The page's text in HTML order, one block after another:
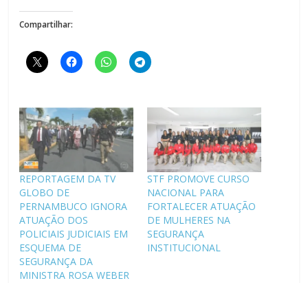
Compartilhar:
REPORTAGEM DA TV
GLOBO DE
PERNAMBUCO IGNORA
ATUAÇÃO DOS
POLICIAIS JUDICIAIS EM
ESQUEMA DE
SEGURANÇA DA
MINISTRA ROSA WEBER
STF PROMOVE CURSO
NACIONAL PARA
FORTALECER ATUAÇÃO
DE MULHERES NA
SEGURANÇA
INSTITUCIONAL